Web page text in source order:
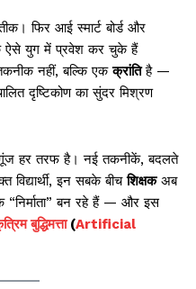
फिर आई स्मार्ट बोर्ड और
ऐसे युग में प्रवेश कर चुके हैं
नहीं, बल्कि एकक्रांतिहै —
दृष्टिकोण का सुंदर मिश्रण
गूंज हर तरफ है। नई तकनीकें, बदलते
इन सबके बीचशिक्षकअब
बन रहे हैं — और इस
बुद्धिमत्ता(Artificial